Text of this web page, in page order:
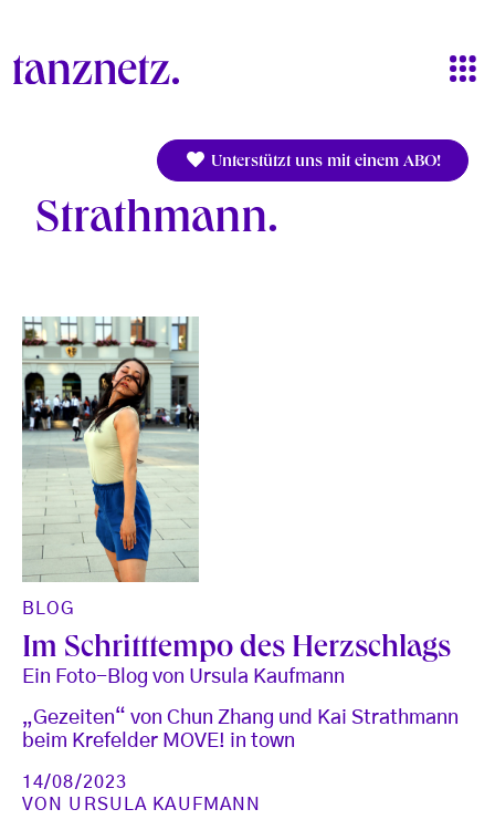
Unterstützt uns mit einem ABO!
Strathmann
BLOG
Im Schritttempo des Herzschlags
Ein Foto-Blog von Ursula Kaufmann
„Gezeiten“ von Chun Zhang und Kai Strathmann
beim Krefelder MOVE! in town
14/08/2023
VON URSULA KAUFMANN